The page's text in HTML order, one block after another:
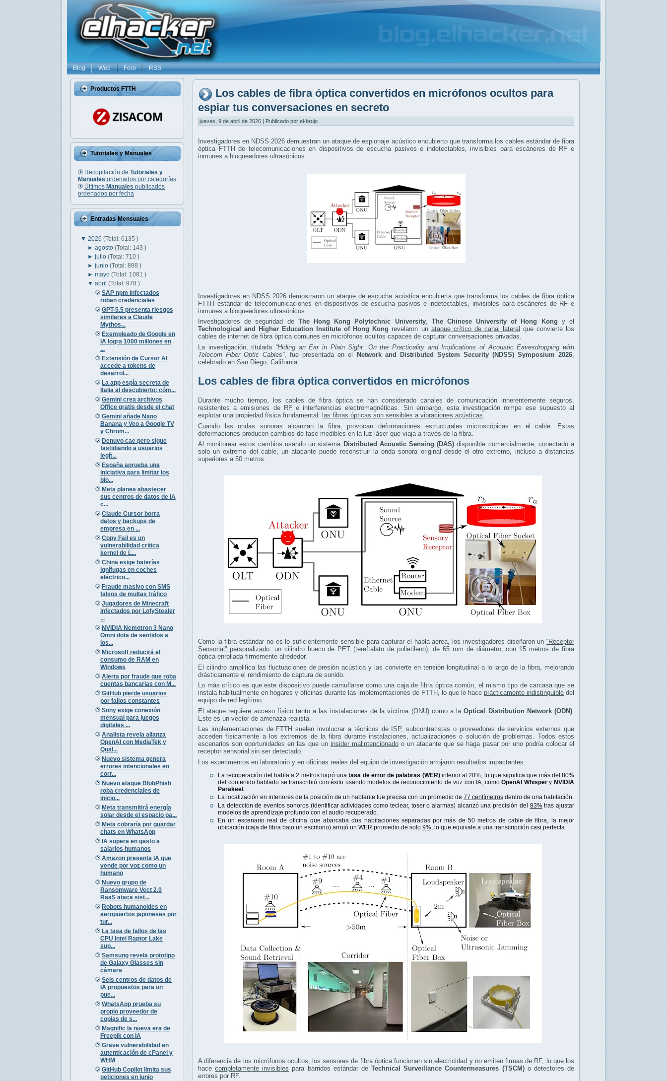
Blog Web Foro RSS
Productos FTTH
Tutoriales y Manuales
Recopilación de Tutoriales y
Manuales ordenados por categorías
Últimos Manuales publicados
ordenados por fecha
Entradas Mensuales
▼ 2026 (Total: 6135 )
►agosto(Total: 143 )
►julio(Total: 710 )
►junio(Total: 898 )
►mayo(Total: 1081 )
▼abril(Total: 978 )
SAP npm infectados
roban credenciales
GPT-5.5 presenta riesgos
similares a Claude
Mythos...
Exempleado de Google en
IA logra 1000 millones en
...
Extensión de Cursor AI
accede a tokens de
desarrol...
La app espía secreta de
Italia al descubierto: cóm...
Gemini crea archivos
Office gratis desde el chat
Gemini añade Nano
Banana y Veo a Google TV
y Chrom...
Denuvo cae pero sigue
fastidiando a usuarios
legít...
España aprueba una
iniciativa para limitar los
blo...
Meta planea abastecer
sus centros de datos de IA
c...
Claude Cursor borra
datos y backups de
empresa en ...
Copy Fail es un
vulnerabilidad critica
kernel de L...
China exige baterías
ignífugas en coches
eléctrico...
Fraude masivo con SMS
falsos de multas tráfico
Jugadores de Minecraft
infectados por LofyStealer
...
NVIDIA Nemotron 3 Nano
Omni dota de sentidos a
los...
Microsoft reducirá el
consumo de RAM en
Windows
Alerta por fraude que roba
cuentas bancarias con M...
GitHub pierde usuarios
por fallos constantes
Sony exige conexión
mensual para juegos
digitales ...
Analista revela alianza
OpenAI con MediaTek y
Qual...
Nuevo sistema genera
errores intencionales en
corr...
Nuevo ataque BlobPhish
roba credenciales de
inicio...
Meta transmitirá energía
solar desde el espacio pa...
Meta cobraría por guardar
chats en WhatsApp
IA supera en gasto a
salarios humanos
Amazon presenta IA que
vende por voz como un
humano
Nuevo grupo de
Ransomware Vect 2.0
RaaS ataca sist...
Robots humanoides en
aeropuertos japoneses por
tur...
La tasa de fallos de las
CPU Intel Raptor Lake
sup...
Samsung revela prototipo
de Galaxy Glasses sin
cámara
Seis centros de datos de
IA propuestos para un
pue...
WhatsApp prueba su
propio proveedor de
copias de s...
Magnific la nueva era de
Freepik con IA
Grave vulnerabilidad en
autenticación de cPanel y
WHM
GitHub Copilot limita sus
peticiones en junio
Los cables de fibra óptica convertidos en micrófonos ocultos para
espiar tus conversaciones en secreto
jueves, 9 de abril de 2026 | Publicado por el-brujo
Investigadores en NDSS 2026 demuestran un ataque de espionaje acústico encubierto que transforma los cables estándar de fibra
óptica FTTH de telecomunicaciones en dispositivos de escucha pasivos e indetectables, invisibles para escáneres de RF e
inmunes a bloqueadores ultrasónicos.
Investigadores en NDSS 2026 demostraron unataque de escucha acústica encubiertaque transforma los cables de fibra óptica
FTTH estándar de telecomunicaciones en dispositivos de escucha pasivos e indetectables, invisibles para escáneres de RF e
inmunes a bloqueadores ultrasónicos.
Investigadores de seguridad de The Hong Kong Polytechnic University, The Chinese University of Hong Kong y el
Technological and Higher Education Institute of Hong Kong revelaron un ataque crítico de canal lateral que convierte los
cables de internet de fibra óptica comunes en micrófonos ocultos capaces de capturar conversaciones privadas.
La investigación, titulada “Hiding an Ear in Plain Sight: On the Practicality and Implications of Acoustic Eavesdropping with
Telecom Fiber Optic Cables”, fue presentada en el Network and Distributed System Security (NDSS) Symposium 2026
celebrado en San Diego, California.
Los cables de fibra óptica convertidos en micrófonos
Durante mucho tiempo, los cables de fibra óptica se han considerado canales de comunicación inherentemente seguros,
resistentes a emisiones de RF e interferencias electromagnéticas. Sin embargo, esta investigación rompe ese supuesto al
explotar una propiedad física fundamental: las fibras ópticas son sensibles a vibraciones acústicas.
Cuando las ondas sonoras alcanzan la fibra, provocan deformaciones estructurales microscópicas en el cable. Estas
deformaciones producen cambios de fase medibles en la luz láser que viaja a través de la fibra.
Al monitorear estos cambios usando un sistema Distributed Acoustic Sensing (DAS) disponible comercialmente, conectado a
solo un extremo del cable, un atacante puede reconstruir la onda sonora original desde el otro extremo, incluso a distancias
superiores a 50 metros.
Como la fibra estándar no es lo suficientemente sensible para capturar el habla aérea, los investigadores diseñaron un “Receptor
Sensorial” personalizado: un cilindro hueco de PET (tereftalato de polietileno), de 65 mm de diámetro, con 15 metros de fibra
óptica enrollada firmemente alrededor.
El cilindro amplifica las fluctuaciones de presión acústica y las convierte en tensión longitudinal a lo largo de la fibra, mejorando
drásticamente el rendimiento de captura de sonido.
Lo más crítico es que este dispositivo puede camuflarse como una caja de fibra óptica común, el mismo tipo de carcasa que se
instala habitualmente en hogares y oficinas durante las implementaciones de FTTH, lo que lo hace prácticamente indistinguible del
equipo de red legítimo.
El ataque requiere acceso físico tanto a las instalaciones de la víctima (ONU) como a laOptical Distribution Network (ODN)
Este es un vector de amenaza realista.
Las implementaciones de FTTH suelen involucrar a técnicos de ISP, subcontratistas o proveedores de servicios externos que
acceden físicamente a los extremos de la fibra durante instalaciones, actualizaciones o solución de problemas. Todos estos
escenarios son oportunidades en las que un insider malintencionadoo un atacante que se haga pasar por uno podría colocar el
receptor sensorial sin ser detectado.
Los experimentos en laboratorio y en oficinas reales del equipo de investigación arrojaron resultados impactantes:
La recuperación del habla a 2 metros logró unatasa de error de palabras (WER)inferior al 20%, lo que significa que más del 80%
del contenido hablado se transcribió con éxito usando modelos de reconocimiento de voz con IA, comoOpenAI WhisperyNVIDIA
Parakeet
La localización en interiores de la posición de un hablante fue precisa con un promedio de 77 centímetros dentro de una habitación.
La detección de eventos sonoros (identificar actividades como teclear, toser o alarmas) alcanzó una precisión del 83%tras ajustar
modelos de aprendizaje profundo con el audio recuperado.
En un escenario real de oficina que abarcaba dos habitaciones separadas por más de 50 metros de cable de fibra, la mejor
ubicación (caja de fibra bajo un escritorio) arrojó un WER promedio de solo 9%, lo que equivale a una transcripción casi perfecta.
A diferencia de los micrófonos ocultos, los sensores de fibra óptica funcionan sin electricidad y no emiten firmas de RF, lo que los
hacecompletamente invisibles para barridos estándar deTechnical Surveillance Countermeasures (TSCM)o detectores de
errores por RF.